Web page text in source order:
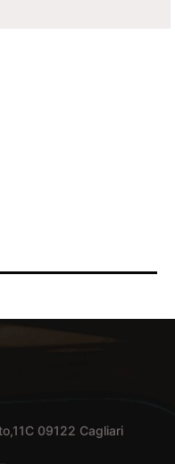
09122 Cagliari